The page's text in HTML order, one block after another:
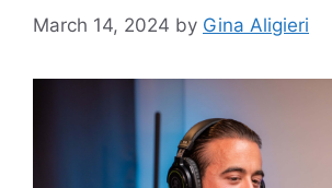
March 14, 2024 by Gina Aligieri